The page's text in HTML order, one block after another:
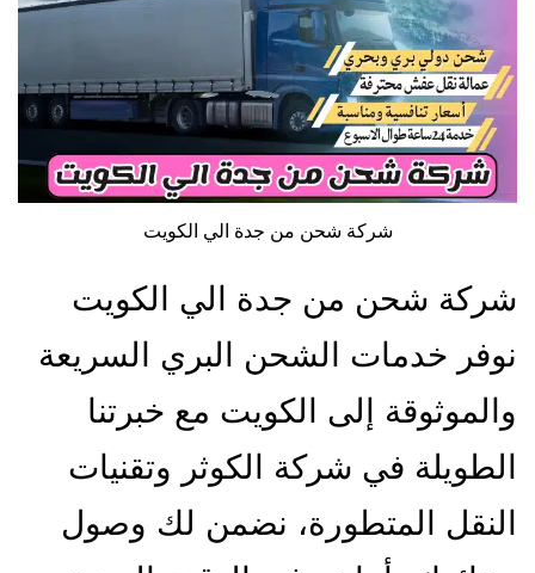
شركة شحن من جدة الي الكويت
شركة شحن من جدة الي الكويت
نوفر خدمات الشحن البري السريعة
والموثوقة إلى الكويت مع خبرتنا
الطويلة في شركة الكوثر وتقنيات
النقل المتطورة، نضمن لك وصول